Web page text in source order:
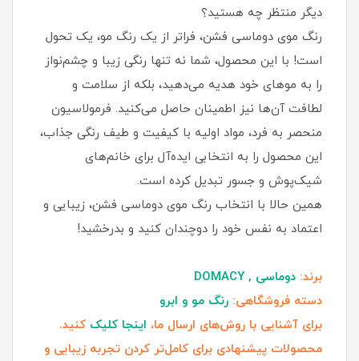
دیگر منتظر چه هستید؟
رنگ موی دوماسی فشن، فراتر از یک رنگ مو، یک تحول
است! با این محصول، شما نه تنها رنگی زیبا و چشم‌نواز
را به موهای خود هدیه می‌دهید، بلکه از سلامت و
لطافت آن‌ها نیز اطمینان حاصل می‌کنید. فرمولاسیون
منحصر به فرد، مواد اولیه با کیفیت و طیف رنگی جذاب،
این محصول را به انتخابی ایده‌آل برای خانم‌های
شیک‌پوش و جسور تبدیل کرده است.
همین حالا با انتخاب رنگ موی دوماسی فشن، زیبایی و
اعتماد به نفس خود را دوچندان کنید و بدرخشید!
برند: دوماسی , DOMACY
دسته فروشگاهی: رنگ مو و ابرو
برای آشنایی با روش‌های ارسال ما، اینجا کلیک کنید.
محصولات پیشنهادی برای کامل‌تر کردن تجربه زیبایی و